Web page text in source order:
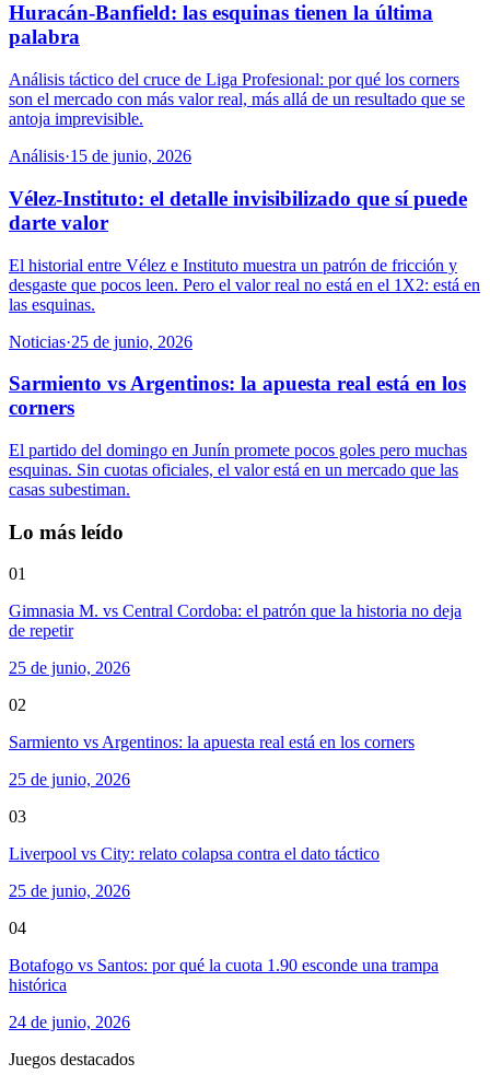
Huracán-Banfield: las esquinas tienen la última
palabra
Análisis táctico del cruce de Liga Profesional: por qué los corners
son el mercado con más valor real, más allá de un resultado que se
antoja imprevisible.
Análisis·15 de junio, 2026
Vélez-Instituto: el detalle invisibilizado que sí puede
darte valor
El historial entre Vélez e Instituto muestra un patrón de fricción y
desgaste que pocos leen. Pero el valor real no está en el 1X2: está en
las esquinas.
Noticias·25 de junio, 2026
Sarmiento vs Argentinos: la apuesta real está en los
corners
El partido del domingo en Junín promete pocos goles pero muchas
esquinas. Sin cuotas oficiales, el valor está en un mercado que las
casas subestiman.
Lo más leído
01
Gimnasia M. vs Central Cordoba: el patrón que la historia no deja
de repetir
25 de junio, 2026
02
Sarmiento vs Argentinos: la apuesta real está en los corners
25 de junio, 2026
03
Liverpool vs City: relato colapsa contra el dato táctico
25 de junio, 2026
04
Botafogo vs Santos: por qué la cuota 1.90 esconde una trampa
histórica
24 de junio, 2026
Juegos destacados